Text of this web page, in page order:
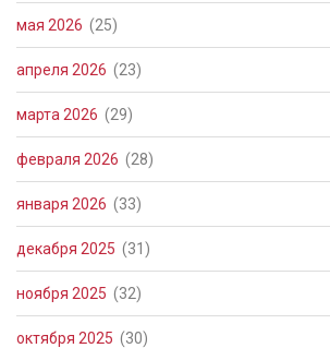
мая 2026 (25)
апреля 2026 (23)
марта 2026 (29)
февраля 2026 (28)
января 2026 (33)
декабря 2025 (31)
ноября 2025 (32)
октября 2025 (30)